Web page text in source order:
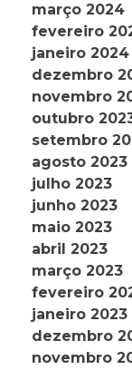
março 2024
fevereiro
janeiro 2024
dezembro
novembro
outubro
setembro
agosto 2023
julho 2023
junho 2023
maio 2023
abril 2023
março 2023
fevereiro
janeiro 2023
dezembro
novembro